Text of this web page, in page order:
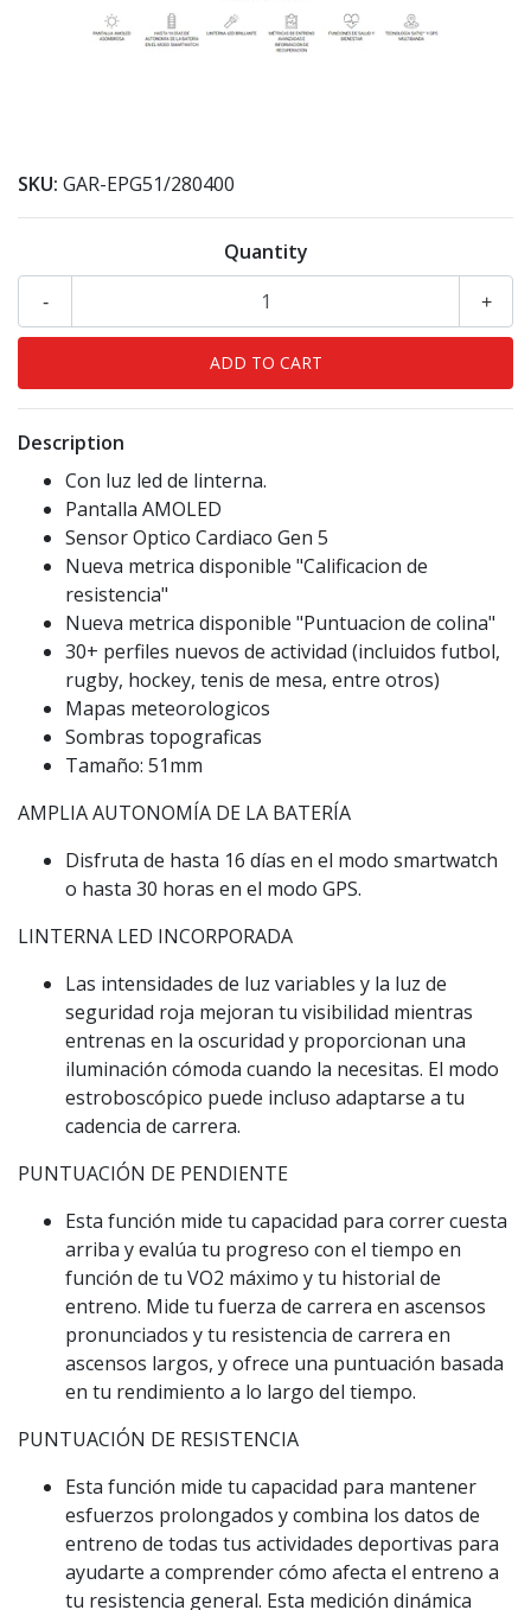
SKU: GAR-EPG51/280400
Quantity
+
-
Description
Con luz led de linterna.
Pantalla AMOLED
Sensor Optico Cardiaco Gen 5
Nueva metrica disponible "Calificacion de
resistencia"
Nueva metrica disponible "Puntuacion de colina"
30+ perfiles nuevos de actividad (incluidos futbol,
rugby, hockey, tenis de mesa, entre otros)
Mapas meteorologicos
Sombras topograficas
Tamaño: 51mm
AMPLIA AUTONOMÍA DE LA BATERÍA
Disfruta de hasta 16 días en el modo smartwatch
o hasta 30 horas en el modo GPS.
LINTERNA LED INCORPORADA
Las intensidades de luz variables y la luz de
seguridad roja mejoran tu visibilidad mientras
entrenas en la oscuridad y proporcionan una
iluminación cómoda cuando la necesitas. El modo
estroboscópico puede incluso adaptarse a tu
cadencia de carrera.
PUNTUACIÓN DE PENDIENTE
Esta función mide tu capacidad para correr cuesta
arriba y evalúa tu progreso con el tiempo en
función de tu VO2 máximo y tu historial de
entreno. Mide tu fuerza de carrera en ascensos
pronunciados y tu resistencia de carrera en
ascensos largos, y ofrece una puntuación basada
en tu rendimiento a lo largo del tiempo.
PUNTUACIÓN DE RESISTENCIA
Esta función mide tu capacidad para mantener
esfuerzos prolongados y combina los datos de
entreno de todas tus actividades deportivas para
ayudarte a comprender cómo afecta el entreno a
tu resistencia general. Esta medición dinámica